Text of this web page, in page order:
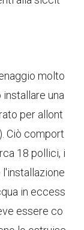
molto
una
per allont
Ciò comport
18 pollici, i
l'installazione
in eccess
essere co